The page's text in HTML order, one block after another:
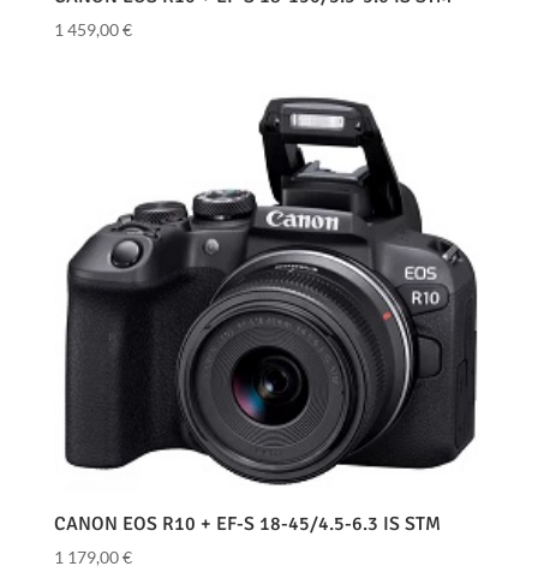
1 459,00€
CANON EOS R10 + EF-S 18-45/4.5-6.3 IS STM
1 179,00€